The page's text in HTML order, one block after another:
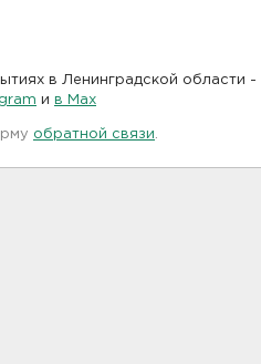
в Ленинградской области -
и в Maх
обратной связи